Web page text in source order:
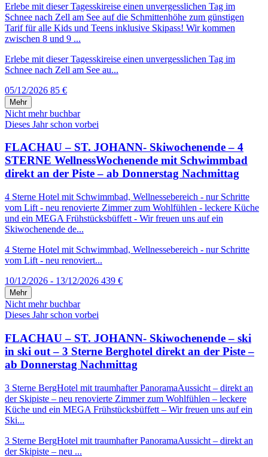
Erlebe mit dieser Tagesskireise einen unvergesslichen Tag im
Schnee nach Zell am See auf die Schmittenhöhe zum günstigen
Tarif für alle Kids und Teens inklusive Skipass! Wir kommen
zwischen 8 und 9 ...
Erlebe mit dieser Tagesskireise einen unvergesslichen Tag im
Schnee nach Zell am See au...
05/12/2026 85 €
Mehr
Nicht mehr buchbar
Dieses Jahr schon vorbei
FLACHAU – ST. JOHANN- Skiwochenende – 4
STERNE WellnessWochenende mit Schwimmbad
direkt an der Piste – ab Donnerstag Nachmittag
4 Sterne Hotel mit Schwimmbad, Wellnessebereich - nur Schritte
vom Lift - neu renovierte Zimmer zum Wohlfühlen - leckere Küche
und ein MEGA Frühstücksbüffett - Wir freuen uns auf ein
Skiwochenende de...
4 Sterne Hotel mit Schwimmbad, Wellnessebereich - nur Schritte
vom Lift - neu renoviert...
10/12/2026 - 13/12/2026 439 €
Mehr
Nicht mehr buchbar
Dieses Jahr schon vorbei
FLACHAU – ST. JOHANN- Skiwochenende – ski
in ski out – 3 Sterne Berghotel direkt an der Piste –
ab Donnerstag Nachmittag
3 Sterne BergHotel mit traumhafter PanoramaAussicht – direkt an
der Skipiste – neu renovierte Zimmer zum Wohlfühlen – leckere
Küche und ein MEGA Frühstücksbüffett – Wir freuen uns auf ein
Ski...
3 Sterne BergHotel mit traumhafter PanoramaAussicht – direkt an
der Skipiste – neu ...